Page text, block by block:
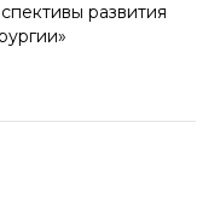
развития